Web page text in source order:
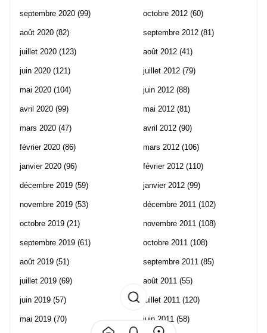
septembre 2020 (99)
août 2020 (82)
juillet 2020 (123)
juin 2020 (121)
mai 2020 (104)
avril 2020 (99)
mars 2020 (47)
février 2020 (86)
janvier 2020 (96)
décembre 2019 (59)
novembre 2019 (53)
octobre 2019 (21)
septembre 2019 (61)
août 2019 (51)
juillet 2019 (69)
juin 2019 (57)
mai 2019 (70)
octobre 2012 (60)
septembre 2012 (81)
août 2012 (41)
juillet 2012 (79)
juin 2012 (88)
mai 2012 (81)
avril 2012 (90)
mars 2012 (106)
février 2012 (110)
janvier 2012 (99)
décembre 2011 (102)
novembre 2011 (108)
octobre 2011 (108)
septembre 2011 (85)
août 2011 (55)
juillet 2011 (120)
juin 2011 (58)